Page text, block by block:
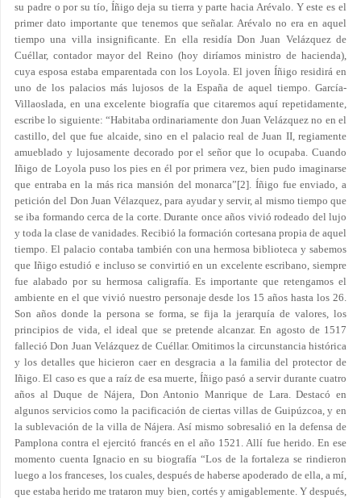
su padre o por su tío, Íñigo deja su tierra y parte hacia Arévalo. Y este es el
primer dato importante que tenemos que señalar. Arévalo no era en aquel
tiempo una villa insignificante. En ella residía Don Juan Velázquez de
Cuéllar, contador mayor del Reino (hoy diríamos ministro de hacienda),
cuya esposa estaba emparentada con los Loyola. El joven Íñigo residirá en
uno de los palacios más lujosos de la España de aquel tiempo. García-
Villaoslada, en una excelente biografía que citaremos aquí repetidamente,
escribe lo siguiente: “Habitaba ordinariamente don Juan Velázquez no en el
castillo, del que fue alcaide, sino en el palacio real de Juan II, regiamente
amueblado y lujosamente decorado por el señor que lo ocupaba. Cuando
Iñigo de Loyola puso los pies en él por primera vez, bien pudo imaginarse
que entraba en la más rica mansión del monarca”[2]. Íñigo fue enviado, a
petición del Don Juan Vélazquez, para ayudar y servir, al mismo tiempo que
se iba formando cerca de la corte. Durante once años vivió rodeado del lujo
y toda la clase de vanidades. Recibió la formación cortesana propia de aquel
tiempo. El palacio contaba también con una hermosa biblioteca y sabemos
que Iñigo estudió e incluso se convirtió en un excelente escribano, siempre
fue alabado por su hermosa caligrafía. Es importante que retengamos el
ambiente en el que vivió nuestro personaje desde los 15 años hasta los 26.
Son años donde la persona se forma, se fija la jerarquía de valores, los
principios de vida, el ideal que se pretende alcanzar. En agosto de 1517
falleció Don Juan Velázquez de Cuéllar. Omitimos la circunstancia histórica
y los detalles que hicieron caer en desgracia a la familia del protector de
Iñigo. El caso es que a raíz de esa muerte, Íñigo pasó a servir durante cuatro
años al Duque de Nájera, Don Antonio Manrique de Lara. Destacó en
algunos servicios como la pacificación de ciertas villas de Guipúzcoa, y en
la sublevación de la villa de Nájera. Así mismo sobresalió en la defensa de
Pamplona contra el ejercitó francés en el año 1521. Allí fue herido. En ese
momento cuenta Ignacio en su biografía “Los de la fortaleza se rindieron
luego a los franceses, los cuales, después de haberse apoderado de ella, a mí,
que estaba herido me trataron muy bien, cortés y amigablemente. Y después,